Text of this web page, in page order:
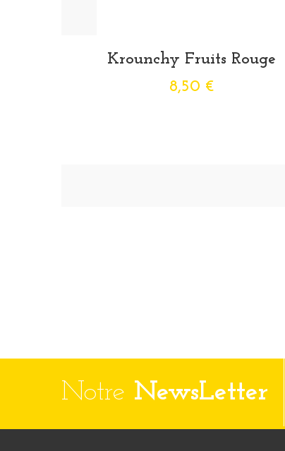
Krounchy Fruits Rouge
8,50 €
Notre NewsLetter